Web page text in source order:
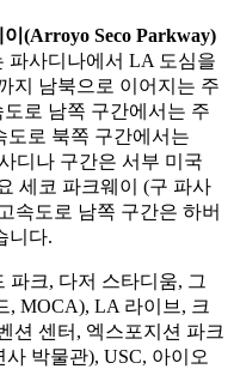
(Arroyo Seco Parkway)
파사디나에서 LA 도심을
지 남북으로 이어지는 주
로 남쪽 구간에서는 주
도로 북쪽 구간에서는
디나 구간은 서부 미국
세코 파크웨이 (구 파사
속도로 남쪽 구간은 하버
니다.
파크, 다저 스타디움, 그
, MOCA), LA 라이브, 크
션 센터, 엑스포지션 파크
박물관), USC, 아이오